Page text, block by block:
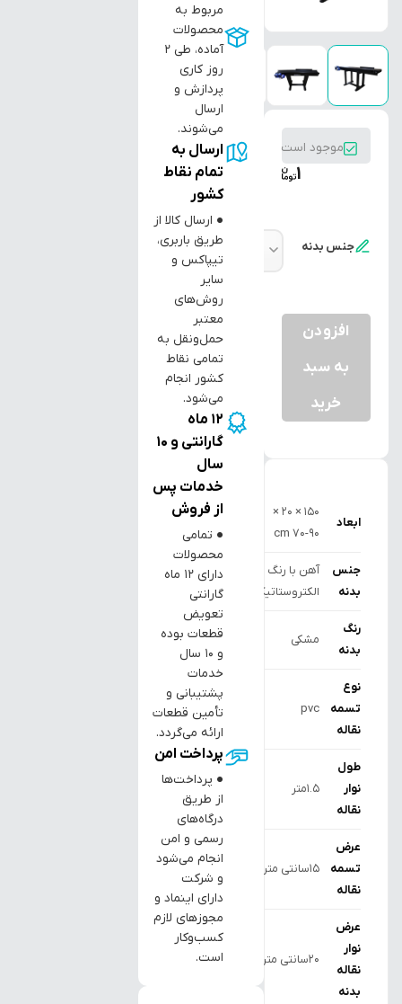
موجود است
1
جنس بدنه
افزودن
به سبد
خرید
ابعاد
150 × 20 ×
70-90 cm
جنس
بدنه
آهن با رنگ
الکتروستاتیک
رنگ
بدنه
مشکی
نوع
تسمه
نقاله
pvc
طول
نوار
نقاله
1.5متر
عرض
تسمه
نقاله
15سانتی متر
عرض
نوار
نقاله
بدنه
20سانتی متر
مربوط به
محصولات
آماده، طی ۲
روز کاری
پردازش و
ارسال
می‌شوند.
ارسال به
تمام نقاط
کشور
● ارسال کالا از
طریق باربری،
تیپاکس و
سایر
روش‌های
معتبر
حمل‌ونقل به
تمامی نقاط
کشور انجام
می‌شود.
12 ماه
گارانتی و 10
سال
خدمات پس
از فروش
● تمامی
محصولات
دارای ۱۲ ماه
گارانتی
تعویض
قطعات بوده
و ۱۰ سال
خدمات
پشتیبانی و
تأمین قطعات
ارائه می‌گردد.
پرداخت امن
● پرداخت‌ها
از طریق
درگاه‌های
رسمی و امن
انجام می‌شود
و شرکت
دارای اینماد و
مجوزهای لازم
کسب‌وکار
است.